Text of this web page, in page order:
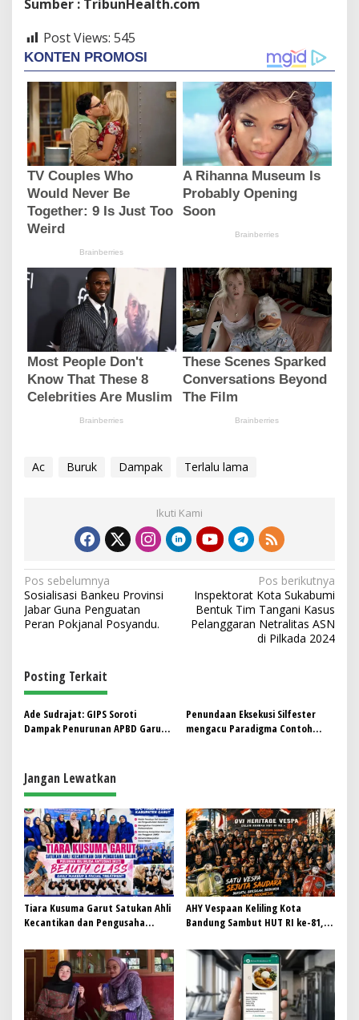
Sumber : TribunHealth.com
Post Views: 545
Ac Buruk Dampak Terlalu lama
Ikuti Kami
N
a
v
g
a
s
i
o
s
Pos sebelumnya
Sosialisasi Bankeu Provinsi
Jabar Guna Penguatan
Peran Pokjanal Posyandu.
Pos berikutnya
Inspektorat Kota Sukabumi
Bentuk Tim Tangani Kasus
Pelanggaran Netralitas ASN
di Pilkada 2024
Posting Terkait
Ade Sudrajat: GIPS Soroti
Dampak Penurunan APBD Garut
Penundaan Eksekusi Silfester
mengacu Paradigma Contoh
Jangan Lewatkan
Tiara Kusuma Garut Satukan Ahli
Kecantikan dan Pengusaha
Antusias Ikuti Beauty Class
AHY Vespaan Keliling Kota
Bandung Sambut HUT RI ke-81,
Kemanusiaan